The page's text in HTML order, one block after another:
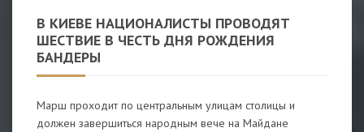
В КИЕВЕ НАЦИОНАЛИСТЫ ПРОВОДЯТ
ШЕСТВИЕ В ЧЕСТЬ ДНЯ РОЖДЕНИЯ
БАНДЕРЫ
Марш проходит по центральным улицам столицы и
должен завершиться народным вече на Майдане